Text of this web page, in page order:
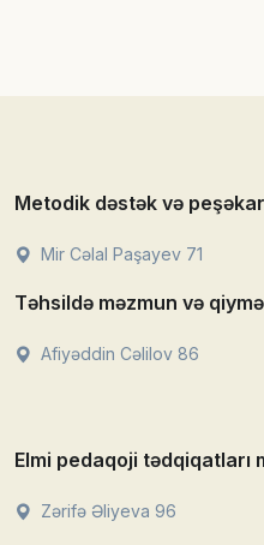
Metodik dəstək və
Mir Cəlal Paşayev 71
Təhsildə məzmun və
Afiyəddin Cəlilov 86
Elmi pedaqoji tədqiqatları
Zərifə Əliyeva 96